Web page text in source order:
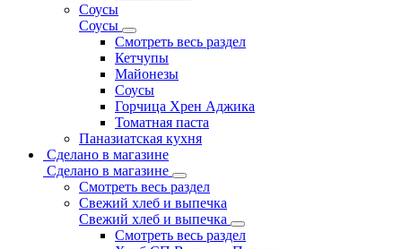
Соусы
Соусы
Смотреть весь раздел
Кетчупы
Майонезы
Соусы
Горчица Хрен Аджика
Томатная паста
Паназиатская кухня
Сделано в магазине
Сделано в магазине
Смотреть весь раздел
Свежий хлеб и выпечка
Свежий хлеб и выпечка
Смотреть весь раздел